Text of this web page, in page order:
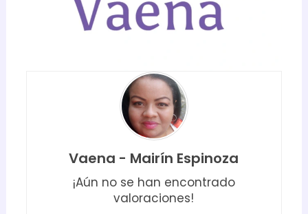
Vaena - Mairín Espinoza
¡Aún no se han encontrado
valoraciones!